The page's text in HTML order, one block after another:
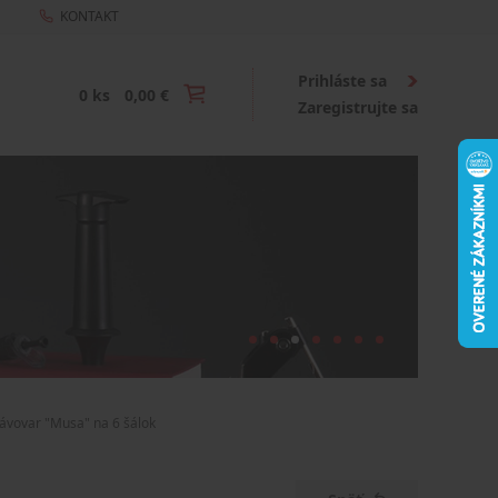
KONTAKT
0 ks 0,00 €
Prihláste sa
Zaregistrujte sa